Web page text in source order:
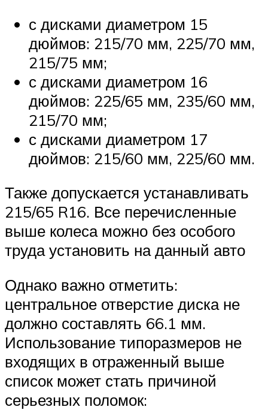
с дисками диаметром 15
дюймов: 215/70 мм, 225/70 мм,
215/75 мм;
с дисками диаметром 16
дюймов: 225/65 мм, 235/60 мм,
215/70 мм;
с дисками диаметром 17
дюймов: 215/60 мм, 225/60 мм.
Также допускается устанавливать
215/65 R16. Все перечисленные
выше колеса можно без особого
труда установить на данный авто
Однако важно отметить:
центральное отверстие диска не
должно составлять 66.1 мм.
Использование типоразмеров не
входящих в отраженный выше
список может стать причиной
серьезных поломок: